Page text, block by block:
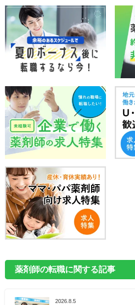
薬剤師の転職に関する記事
2026.8.5